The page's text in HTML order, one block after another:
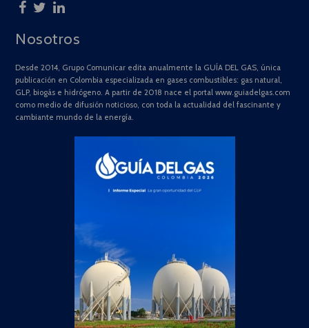
Nosotros
Desde 2014, Grupo Comunicar edita anualmente la GUÍA DEL GAS, única
publicación en Colombia especializada en gases combustibles: gas natural,
GLP, biogás e hidrógeno. A partir de 2018 nace el portal www.guiadelgas.com
como medio de difusión noticioso, con toda la actualidad del fascinante y
cambiante mundo de la energía.